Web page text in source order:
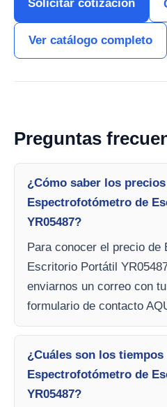
Solicitar cotización
Ver catálogo completo
Preguntas
¿Cómo saber los
Espectrofotómetro de
YR05487?
Para conocer el precio de
Escritorio Portátil
enviarnos un correo con
formulario de contacto
¿Cuáles son los tiempos
Espectrofotómetro de
YR05487?